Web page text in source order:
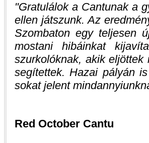
Gratulálok a Cantunak a
ellen játszunk. Az
Szombaton egy teljesen
mostani hibáinkat
szurkolóknak, akik
segítettek. Hazai pályán
sokat jelent
Red October Cantu